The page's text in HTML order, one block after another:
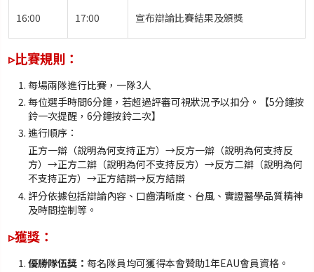
16:00 17:00 宣布辯論比賽結果及頒獎
▹比賽規則：
每場兩隊進行比賽，一隊3人
每位選手時間6分鐘，若超過評審可視狀況予以扣分。【5分鐘按
鈴一次提醒，6分鐘按鈴二次】
進行順序：
正方一辯（說明為何支持正方）→反方一辯（說明為何支持反
方）→正方二辯（說明為何不支持反方）→反方二辯（說明為何
不支持正方）→正方結辯→反方結辯
評分依據包括辯論內容、口齒清晰度、台風、實證醫學品質精神
及時間控制等。
▹獲獎：
優勝隊伍獎： 每名隊員均可獲得本會贊助1年EAU會員資格。